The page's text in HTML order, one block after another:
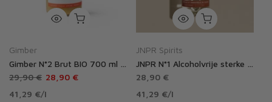
Gimber
29,90 € 28,90 €
41,29 €/l
JNPR Spirits
28,90 €
41,29 €/l